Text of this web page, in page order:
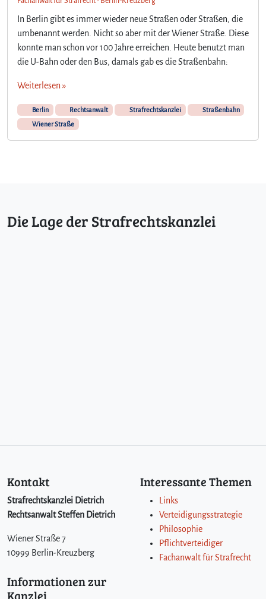
In Berlin gibt es immer wieder neue Straßen oder Straßen, die
umbenannt werden. Nicht so aber mit der Wiener Straße. Diese
konnte man schon vor 100 Jahre erreichen. Heute benutzt man
die U-Bahn oder den Bus, damals gab es die Straßenbahn:
Weiterlesen »
Berlin Rechtsanwalt Strafrechtskanzlei
Straßenbahn
Wiener Straße
Die Lage der Strafrechtskanzlei
Kontakt
Strafrechtskanzlei Dietrich
Rechtsanwalt Steffen Dietrich
Wiener Straße 7
10999 Berlin-Kreuzberg
Interessante Themen
Links
Verteidigungsstrategie
Philosophie
Pflichtverteidiger
Fachanwalt für Strafrecht
Informationen zur
Kanzlei